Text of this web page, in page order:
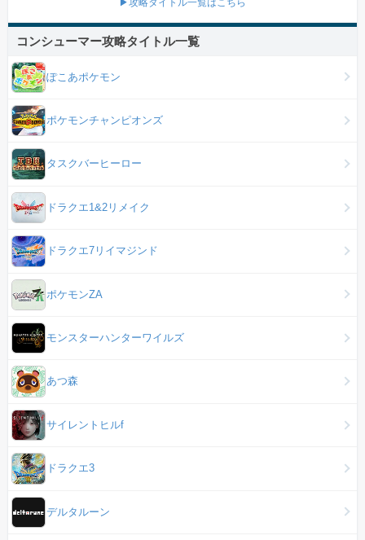
コンシューマー攻略タイトル一覧
ぽこあポケモン
ポケモンチャンピオンズ
タスクバーヒーロー
ドラクエ1&2リメイク
ドラクエ7リイマジンド
ポケモンZA
モンスターハンターワイルズ
あつ森
サイレントヒルf
ドラクエ3
デルタルーン